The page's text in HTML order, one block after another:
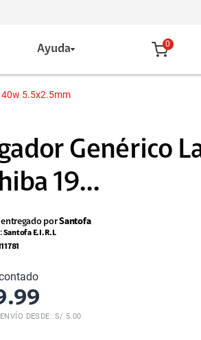
Ayuda 0
40w 5.5x2.5mm
Genérico
19...
porSantofa
Santofa E.I.R.L
DESDE: S/ 5.00